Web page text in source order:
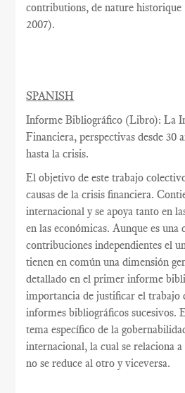
contributions, de nature historique
2007).
SPANISH
Informe Bibliográfico (Libro): La
Financiera, perspectivas desde 30
hasta la crisis.
El objetivo de este trabajo
causas de la crisis financiera.
internacional y se apoya tanto en
en las económicas. Aunque es una
contribuciones independientes el
tienen en común una dimensión
detallado en el primer informe
importancia de justificar el trabajo
informes bibliográficos sucesivos.
tema específico de la
internacional, la cual se relaciona
no se reduce al otro y viceversa.